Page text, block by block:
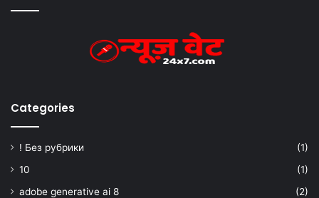
Categories
! Без рубрики
(1)
10
(1)
adobe generative ai 8
(2)